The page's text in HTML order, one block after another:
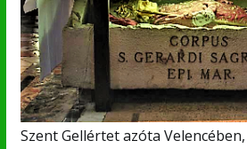
Szent Gellértet azóta